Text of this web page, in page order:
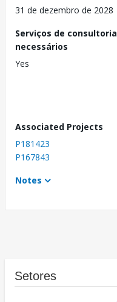
31 de dezembro de 2028
Serviços de consultoria
necessários
Yes
Associated Projects
P181423
P167843
Notes
Setores